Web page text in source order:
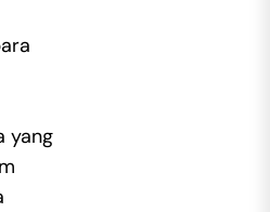
yang